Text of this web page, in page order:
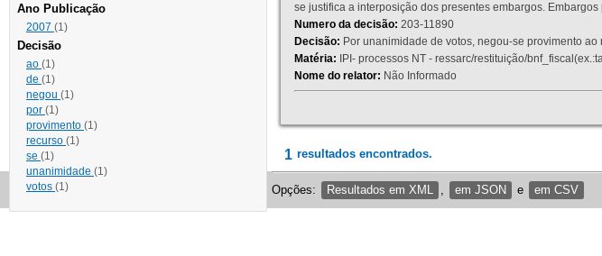
Ano Publicação
2007 (1)
Decisão
ao (1)
de (1)
negou (1)
por (1)
provimento (1)
recurso (1)
se (1)
unanimidade (1)
votos (1)
se justifica a interposição dos presentes embargos. Embargos
Numero da decisão: 203-11890
Decisão: Por unanimidade de votos, negou-se provimento ao
Matéria: IPI- processos NT - ressarc/restituição/
Nome do relator: Não Informado
1 resultados encontrados.
Opções: Resultados em XML em JSON e em CSV